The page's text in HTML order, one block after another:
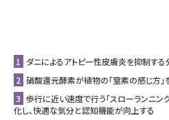
1 ダニによるアトピー性皮膚炎を抑制す
2 硝酸還元酵素が植物の「窒素の感じ方」
3 歩行に近い速度で行う「スローランニ
化し、快適な気分と認知機能が向上する